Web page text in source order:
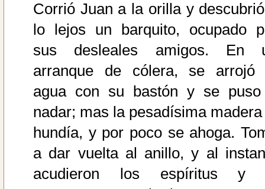
Corrió Juan a la orilla y
lo lejos un barquito, ocupado
sus desleales amigos. En
arranque de cólera, se arrojó
agua con su bastón y se
nadar; mas la pesadísima
hundía, y por poco se ahoga.
a dar vuelta al anillo, y al
acudieron los espíritus y